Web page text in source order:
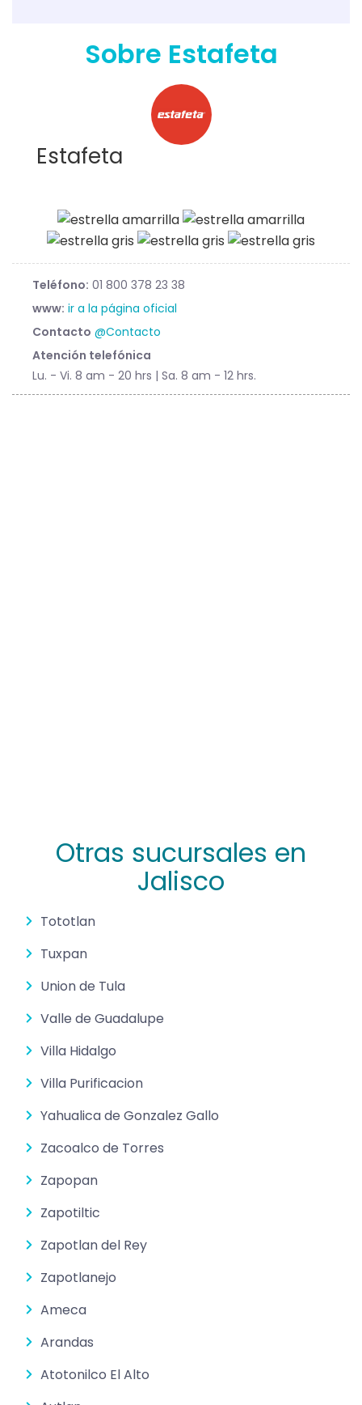
Sobre Estafeta
Estafeta
Teléfono: 01 800 378 23 38
www: ir a la página oficial
Contacto @Contacto
Atención telefónica
Lu. - Vi. 8 am - 20 hrs | Sa. 8 am - 12 hrs.
Otras sucursales en
Jalisco
Tototlan
Tuxpan
Union de Tula
Valle de Guadalupe
Villa Hidalgo
Villa Purificacion
Yahualica de Gonzalez Gallo
Zacoalco de Torres
Zapopan
Zapotiltic
Zapotlan del Rey
Zapotlanejo
Ameca
Arandas
Atotonilco El Alto